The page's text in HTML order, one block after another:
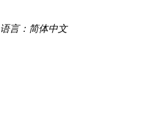
语言：简体中文